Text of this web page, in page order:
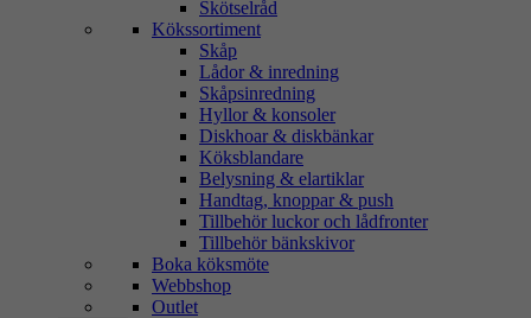
Skötselråd
Kökssortiment
Skåp
Lådor & inredning
Skåpsinredning
Hyllor & konsoler
Diskhoar & diskbänkar
Köksblandare
Belysning & elartiklar
Handtag, knoppar & push
Tillbehör luckor och lådfronter
Tillbehör bänkskivor
Boka köksmöte
Webbshop
Outlet